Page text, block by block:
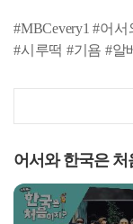
#MBCevery1 #어
#시루떡 #기욤 #알
어서와 한국은 처